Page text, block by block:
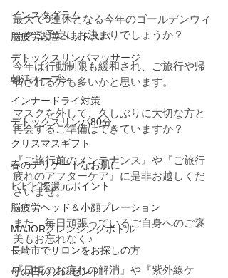
インスタグラム
脳疲労改善ヘッドスパ
デトックスリンパマッサージ
朝活オープン
インナードライ対策
デトックスリンパ80分
クリスマスギフト
春のデリケートなお肌に
ビビビ際還元ポイント
脳疲労ヘッド＆小顔プレーション
MAJORクレンジングボトル
長崎市でサロンをお探しの方
母の日のプレゼント
最大で9連休となる今年のゴールデンウィ
ークご予定はお決まりでしょうか？
今年は行動制限も緩和され、ご旅行や帰
省される方も多いかと思います。
マスクを外して、久しぶりに大切な方と
再会するご準備はできていますか？
『ご旅行前のメンテナンス』や『ご旅行
疲れのアフターケア』に是非お越しくだ
さいませ。
また、毎日頑張っているご自身へのご褒
美もお忘れなく♪
『日頃のお疲れの解消』や『紫外線ケ